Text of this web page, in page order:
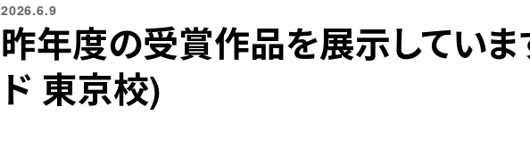
2026.6.9
昨年度の受賞作品を展示していま
ド 東京校)